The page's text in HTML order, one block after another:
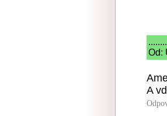
Od:
A